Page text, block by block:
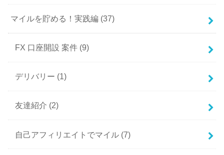
マイルを貯める！実践編 (37)
FX 口座開設 案件 (9)
デリバリー (1)
友達紹介 (2)
自己アフィリエイトでマイル (7)